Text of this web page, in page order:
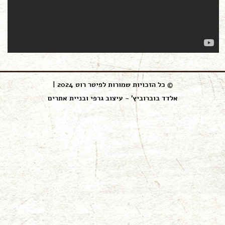
© כל הזכויות שמורות לפיטר רוט 2024 |
אלדד בוברוביץ' - עיצוב גרפי ובניית אתרים